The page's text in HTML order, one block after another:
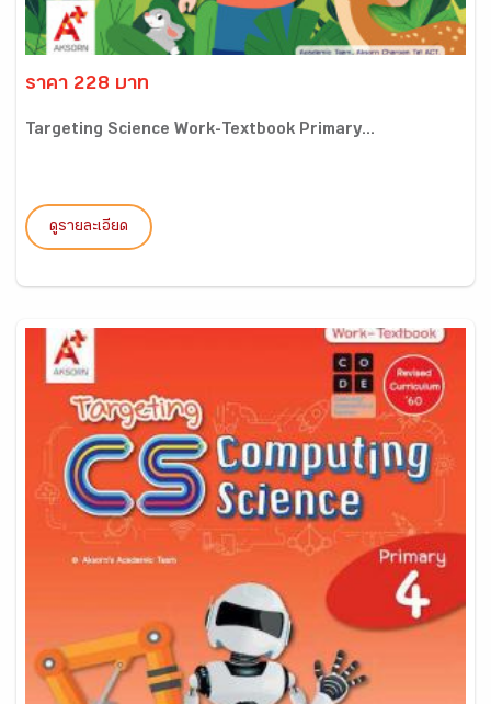
ราคา 228 บาท
Targeting Science Work-Textbook Primary...
ดูรายละเอียด